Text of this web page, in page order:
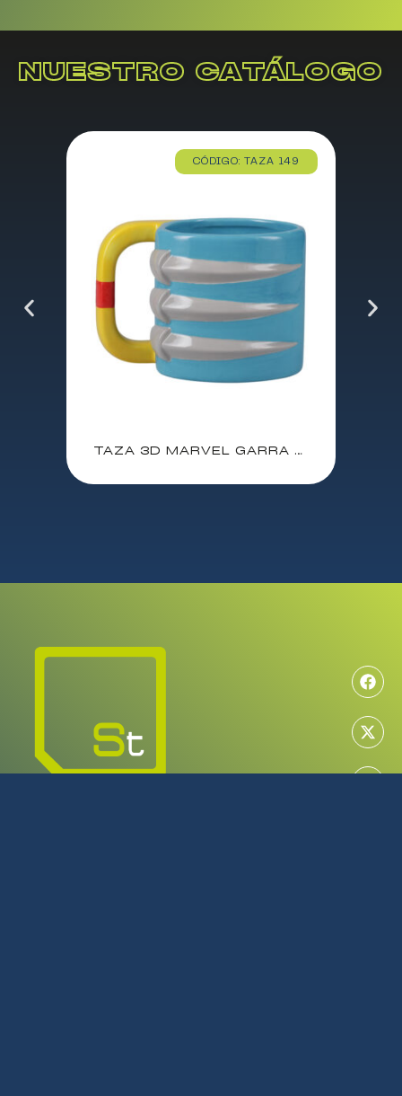
NUESTRO CATÁLOGO
CÓDIGO: TAZA 149
TAZA 3D MARVEL GARRA DE LOBEZNO / 350 ml